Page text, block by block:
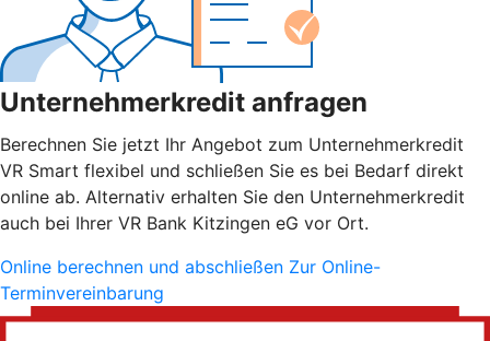
Unternehmerkredit anfragen
Berechnen Sie jetzt Ihr Angebot zum Unternehmerkredit
VR Smart flexibel und schließen Sie es bei Bedarf direkt
online ab. Alternativ erhalten Sie den Unternehmerkredit
auch bei Ihrer VR Bank Kitzingen eG vor Ort.
Online berechnen und abschließen Zur Online-
Terminvereinbarung